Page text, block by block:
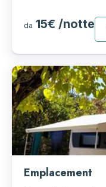
da 15€ /notte
Emplacement